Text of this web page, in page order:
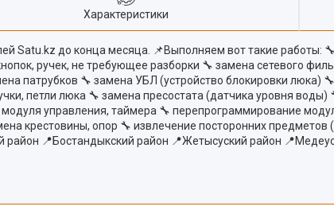
Характеристики
Satu.kz до конца месяца. 📌Выполняем вот такие работы:
ручек, не требующее разборки 🔧 замена сетевого
патрубков 🔧 замена УБЛ (устройство блокировки люка)
петли люка 🔧 замена пресостата (датчика уровня
управления, таймера 🔧 перепрограммирование
крестовины, опор 🔧 извлечение посторонних
📍Бостандыкский район 📍Жетысуский район